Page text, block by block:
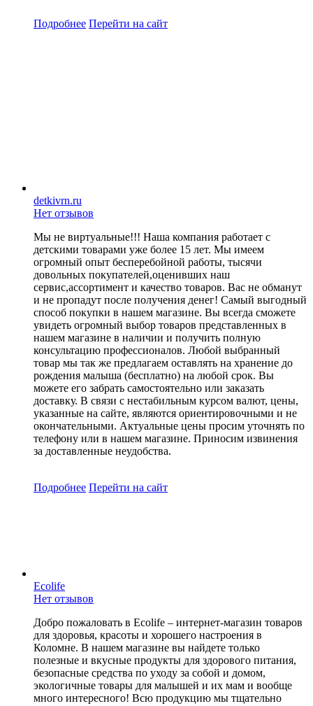
Подробнее Перейти на сайт
detkivrn.ru
Нет отзывов
Мы не виртуальные!!! Наша компания работает с
детскими товарами уже более 15 лет. Мы имеем
огромный опыт бесперебойной работы, тысячи
довольных покупателей,оценивших наш
сервис,ассортимент и качество товаров. Вас не обманут
и не пропадут после получения денег! Самый выгодный
способ покупки в нашем магазине. Вы всегда сможете
увидеть огромный выбор товаров представленных в
нашем магазине в наличии и получить полную
консультацию профессионалов. Любой выбранный
товар мы так же предлагаем оставлять на хранение до
рождения малыша (бесплатно) на любой срок. Вы
можете его забрать самостоятельно или заказать
доставку. В связи с нестабильным курсом валют, цены,
указанные на сайте, являются ориентировочными и не
окончательными. Актуальные цены просим уточнять по
телефону или в нашем магазине. Приносим извинения
за доставленные неудобства.
Подробнее Перейти на сайт
Ecolife
Нет отзывов
Добро пожаловать в Ecolife – интернет-магазин товаров
для здоровья, красоты и хорошего настроения в
Коломне. В нашем магазине вы найдете только
полезные и вкусные продукты для здорового питания,
безопасные средства по уходу за собой и домом,
экологичные товары для малышей и их мам и вообще
много интересного! Всю продукцию мы тщательно